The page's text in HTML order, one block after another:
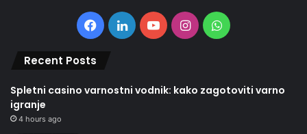
Facebook
LinkedInYouTubeInstagramWhatsApp
Recent Posts
Spletni casino varnostni vodnik: kako zagotoviti varno
igranje
4 hours ago